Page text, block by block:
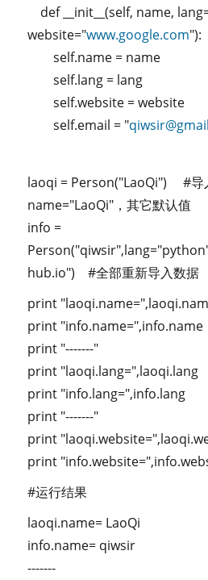
def __init__(self, name,
website="www.google.com"):
self.name = name
self.lang = lang
self.website = website
self.email = "
laoqi = Person("LaoQi") #导
name="LaoQi"，其它默认值
info =
hub.io") #全部重新导入数据
print
print "info.name=",info.name
print "-------"
print "laoqi.lang=",laoqi.lang
print "info.lang=",info.lang
print "-------"
print
print
#运行结果
laoqi.name= LaoQi
info.name= qiwsir
-------